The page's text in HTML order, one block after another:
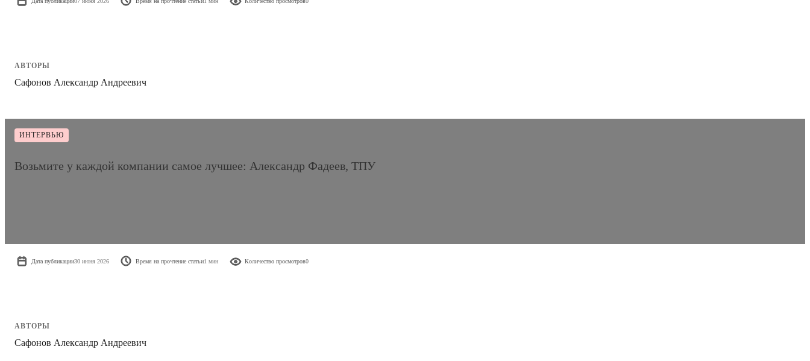
АВТОРЫ
Сафонов Александр Андреевич
ИНТЕРВЬЮ
Возьмите у каждой компании самое лучшее: Александр Фадеев, ТПУ
Дата публикации30 июня 2026 Время на прочтение статьи1 мин Количество просмотров0
АВТОРЫ
Сафонов Александр Андреевич